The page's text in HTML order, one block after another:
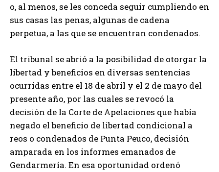
o, al menos, se les conceda seguir cumpliendo en
sus casas las penas, algunas de cadena
perpetua, a las que se encuentran condenados.
El tribunal se abrió a la posibilidad de otorgar la
libertad y beneficios en diversas sentencias
ocurridas entre el 18 de abril y el 2 de mayo del
presente año, por las cuales se revocó la
decisión de la Corte de Apelaciones que había
negado el beneficio de libertad condicional a
reos o condenados de Punta Peuco, decisión
amparada en los informes emanados de
Gendarmería. En esa oportunidad ordenó